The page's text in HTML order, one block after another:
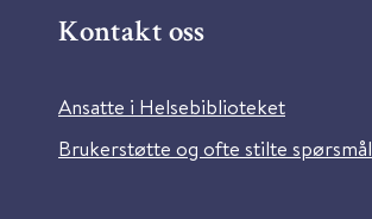
Kontakt oss
Ansatte i Helsebiblioteket
Brukerstøtte og ofte stilte spørsmål